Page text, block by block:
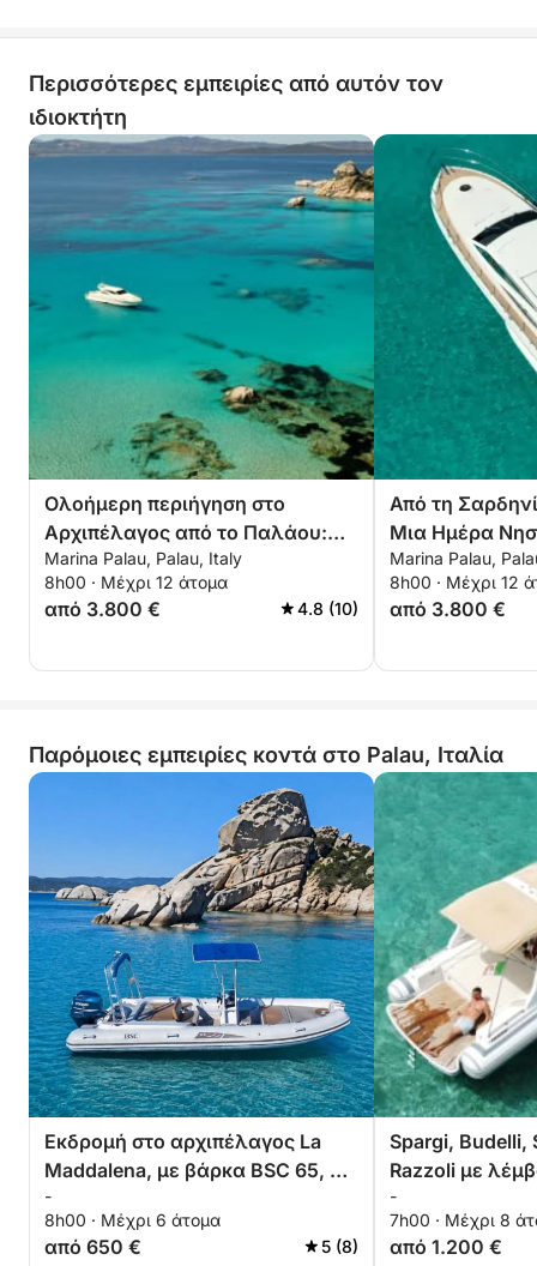
Περισσότερες εμπειρίες από αυτόν τον
ιδιοκτήτη
Ολοήμερη περιήγηση στο
Αρχιπέλαγος από το Παλάου:
Caprera, Maddalena, Spargi &
Budelli
Marina Palau, Palau, Italy
8h00 · Μέχρι 12 άτομα
από 3.800 € 4.8 (10)
Από τη
Μια Ημέρα
Παραδείσου
Marina Palau,
8h00 · Μέχρι 12
από 3.800 €
Παρόμοιες εμπειρίες κοντά στο Palau, Ιταλία
Εκδρομή στο αρχιπέλαγος La
Maddalena, με βάρκα BSC 65, με
οδηγό (ολόκληρη ημέρα 8
ωρών)
-
8h00 · Μέχρι 6 άτομα
από 650 € 5 (8)
Spargi, Budelli,
Razzoli με
-
7h00 · Μέχρι 8
από 1.200 €